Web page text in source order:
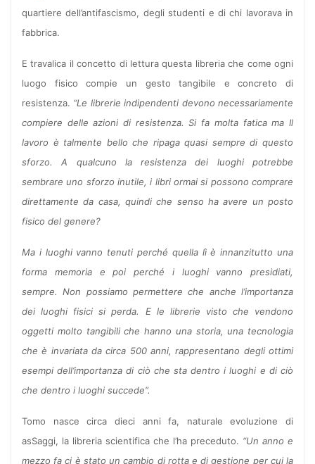
quartiere dell’antifascismo, degli studenti e di chi lavorava in
fabbrica.
E travalica il concetto di lettura questa libreria che come ogni
luogo fisico compie un gesto tangibile e concreto di
resistenza. “Le librerie indipendenti devono necessariamente
compiere delle azioni di resistenza. Si fa molta fatica ma Il
lavoro è talmente bello che ripaga quasi sempre di questo
sforzo. A qualcuno la resistenza dei luoghi potrebbe
sembrare uno sforzo inutile, i libri ormai si possono comprare
direttamente da casa, quindi che senso ha avere un posto
fisico del genere?
Ma i luoghi vanno tenuti perché quella lì è innanzitutto una
forma memoria e poi perché i luoghi vanno presidiati,
sempre. Non possiamo permettere che anche l’importanza
dei luoghi fisici si perda. E le librerie visto che vendono
oggetti molto tangibili che hanno una storia, una tecnologia
che è invariata da circa 500 anni, rappresentano degli ottimi
esempi dell’importanza di ciò che sta dentro i luoghi e di ciò
che dentro i luoghi succede”.
Tomo nasce circa dieci anni fa, naturale evoluzione di
asSaggi, la libreria scientifica che l’ha preceduto. “Un anno e
mezzo fa ci è stato un cambio di rotta e di gestione per cui la